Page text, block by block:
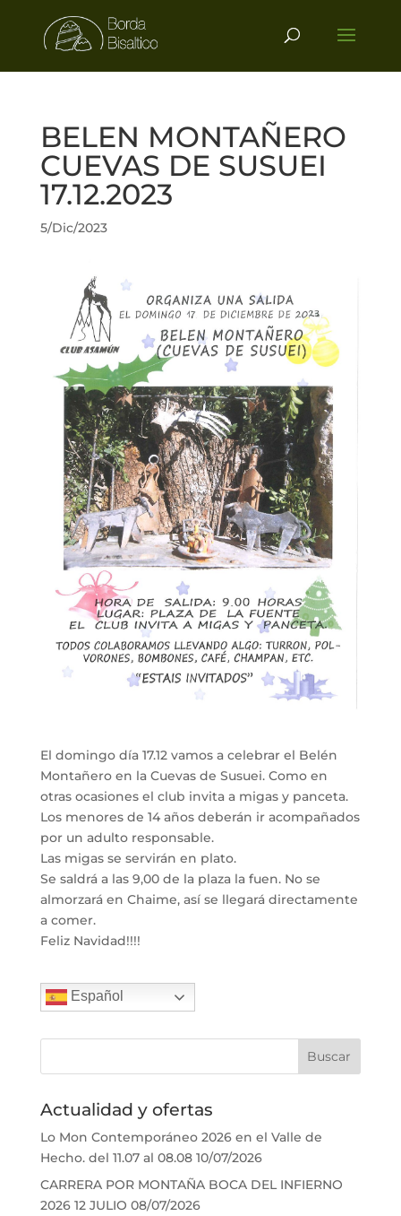
BELEN MONTAÑERO
CUEVAS DE SUSUEI
17.12.2023
5/Dic/2023
El domingo día 17.12 vamos a celebrar el Belén
Montañero en la Cuevas de Susuei. Como en
otras ocasiones el club invita a migas y panceta.
Los menores de 14 años deberán ir acompañados
por un adulto responsable.
Las migas se servirán en plato.
Se saldrá a las 9,00 de la plaza la fuen. No se
almorzará en Chaime, así se llegará directamente
a comer.
Feliz Navidad!!!!
Español
Actualidad y ofertas
Lo Mon Contemporáneo 2026 en el Valle de
Hecho. del 11.07 al 08.08 10/07/2026
CARRERA POR MONTAÑA BOCA DEL INFIERNO
2026 12 JULIO 08/07/2026